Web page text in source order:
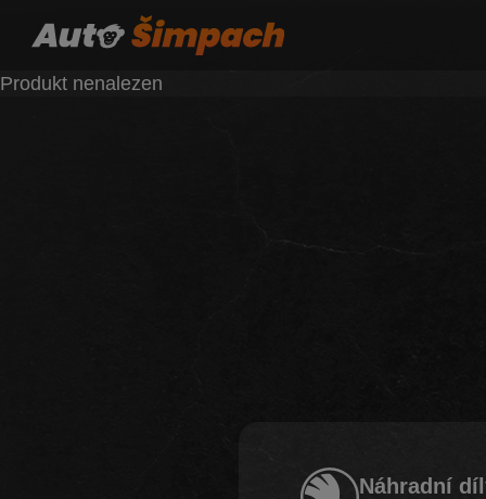
Produkt nenalezen
Náhradní